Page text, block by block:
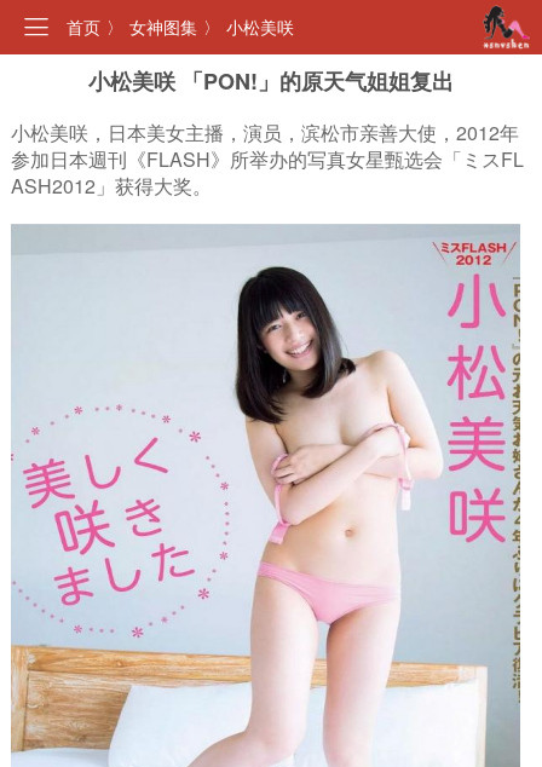
首页 〉 女神图集 〉 小松美咲
小松美咲 「PON!」的原天气姐姐复出
小松美咲，日本美女主播，演员，滨松市亲善大使，2012年
参加日本週刊《FLASH》所举办的写真女星甄选会「ミスFL
ASH2012」获得大奖。